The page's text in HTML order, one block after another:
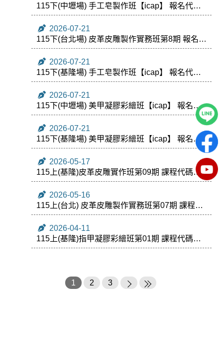
115下(中壢場) 手工皂製作班【icap】 報名代
碼：173996
2026-07-21
115下(台北場) 皮革皮雕製作實務班第8期 報名代
碼172923
2026-07-21
115下(基隆場) 手工皂製作班【icap】 報名代
碼：173276
2026-07-21
115下(中壢場) 美甲凝膠彩繪班【icap】 報名代
碼：174020
2026-07-21
115下(基隆場) 美甲凝膠彩繪班【icap】 報名代
碼：173297
2026-05-17
115上(基隆)皮革皮雕實作班第09期 課程代碼：
169567
2026-05-16
115上(台北) 皮革皮雕製作實務班第07期 課程代
碼：169250
2026-04-11
115上(基隆)指甲凝膠彩繪班第01期 課程代碼：
169417
1 2 3